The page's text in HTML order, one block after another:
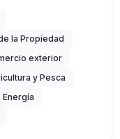
la Propiedad
exterior
y Pesca
Energía